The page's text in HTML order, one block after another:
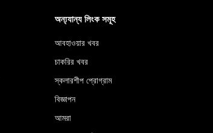
অন্য্যান্য লিংক সমূহ
আবহাওয়ার খবর
চাকরির খবর
স্কলারশীপ প্রোগ্রাম
বিজ্ঞাপন
আমরা